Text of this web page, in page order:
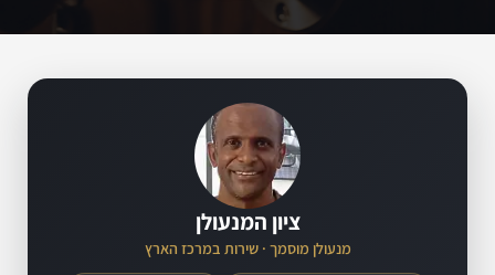
ציון המנעולן
מנעולן מוסמך · שירות במרכז הארץ